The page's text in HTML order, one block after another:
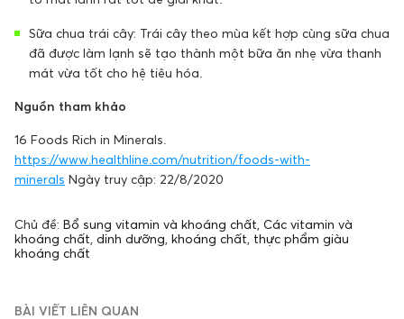
Sữa chua trái cây: Trái cây theo mùa kết hợp cùng sữa chua
đã được làm lạnh sẽ tạo thành một bữa ăn nhẹ vừa thanh
mát vừa tốt cho hệ tiêu hóa.
Nguồn tham khảo
16 Foods Rich in Minerals.
https://www.healthline.com/nutrition/foods-with-
minerals Ngày truy cập: 22/8/2020
Chủ đề: Bổ sung vitamin và khoáng chất Các vitamin và
khoáng chất dinh dưỡng khoáng chất thực phẩm giàu
khoáng chất
BÀI VIẾT LIÊN QUAN